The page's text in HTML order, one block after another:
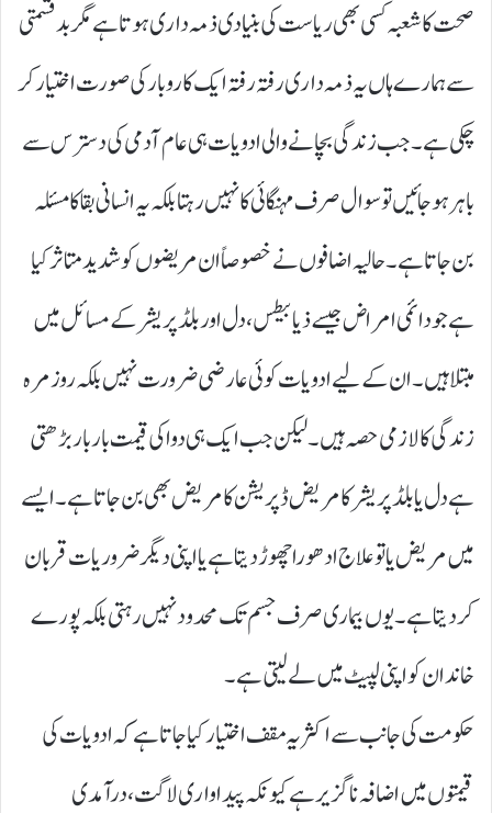
صحت کا شعبہ کسی بھی ریاست کی بنیادی ذمہ داری ہوتا ہے مگر بدقسمتی
سے ہمارے ہاں یہ ذمہ داری رفتہ رفتہ ایک کاروبار کی صورت اختیار کر
چکی ہے۔ جب زندگی بچانے والی ادویات ہی عام آدمی کی دسترس سے
باہر ہو جائیں تو سوال صرف مہنگائی کا نہیں رہتا بلکہ یہ انسانی بقا کا مسئلہ
بن جاتا ہے۔ حالیہ اضافوں نے خصوصاً ان مریضوں کو شدید متاثر کیا
ہے جو دائمی امراض جیسے ذیابیطس، دل اور بلڈ پریشر کے مسائل میں
مبتلا ہیں۔ ان کے لیے ادویات کوئی عارضی ضرورت نہیں بلکہ روزمرہ
زندگی کا لازمی حصہ ہیں۔ لیکن جب ایک ہی دوا کی قیمت بار بار بڑھتی
ہے دل یا بلڈ پریشر کا مریض ڈپریشن کا مریض بھی بن جاتا ہے۔ ایسے
میں مریض یا تو علاج ادھورا چھوڑ دیتا ہے یا اپنی دیگر ضروریات قربان
کر دیتا ہے۔ یوں بیماری صرف جسم تک محدود نہیں رہتی بلکہ پورے
خاندان کو اپنی لپیٹ میں لے لیتی ہے۔
حکومت کی جانب سے اکثر یہ مقف اختیار کیا جاتا ہے کہ ادویات کی
قیمتوں میں اضافہ ناگزیر ہے کیونکہ پیداواری لاگت، درآمدی